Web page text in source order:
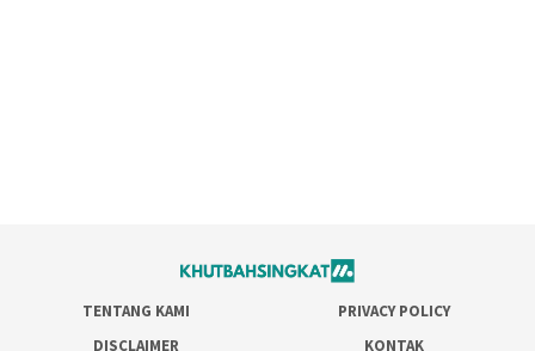
TENTANG KAMI
PRIVACY POLICY
DISCLAIMER
KONTAK